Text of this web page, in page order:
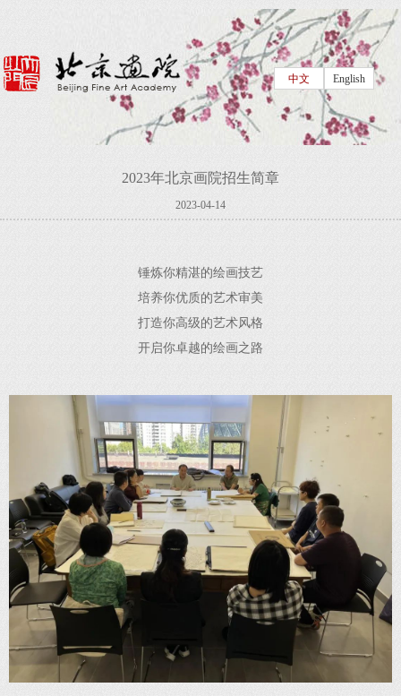
English
中文
2023年北京画院招生简章
2023-04-14
锤炼你精湛的绘画技艺
培养你优质的艺术审美
打造你高级的艺术风格
开启你卓越的绘画之路